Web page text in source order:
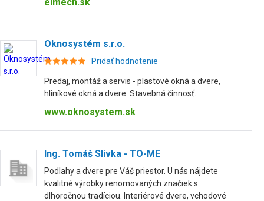
Oknosystém s.r.o.
Pridať hodnotenie
Predaj, montáž a servis - plastové okná a dvere,
hliníkové okná a dvere. Stavebná činnosť.
www.oknosystem.sk
Ing. Tomáš Slivka - TO-ME
Podlahy a dvere pre Váš priestor. U nás nájdete
kvalitné výrobky renomovaných značiek s
dlhoročnou tradíciou. Interiérové dvere, vchodové